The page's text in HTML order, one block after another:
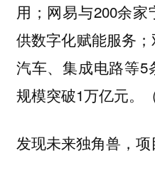
用；网易与200余
供数字化赋能服务
汽车、集成电路等5
规模突破1万亿元。
发现未来独角兽，项